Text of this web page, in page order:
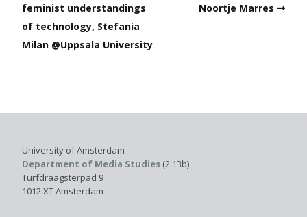
feminist understandings
of technology, Stefania
Milan @Uppsala University
Noortje Marres
University of Amsterdam
Department of Media Studies (2.13b)
Turfdraagsterpad 9
1012 XT Amsterdam